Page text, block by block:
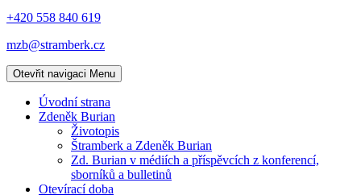
+420 558 840 619
mzb@stramberk.cz
Otevřit navigaci Menu
Úvodní strana
Zdeněk Burian
Životopis
Štramberk a Zdeněk Burian
Zd. Burian v médiích a příspěvcích z konferencí,
sborníků a bulletinů
Otevírací doba